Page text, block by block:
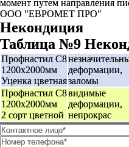
момент путем направления
ООО "ЕВРОМЕТ ПРО"
Некондиция
Таблица №9
Профнастил C8
1200х2000мм
Уценка цветная
деформации,
заломы
Профнастил C8
1200х2000мм
2 сорт цветной
видимые
деформации,
непрокрас